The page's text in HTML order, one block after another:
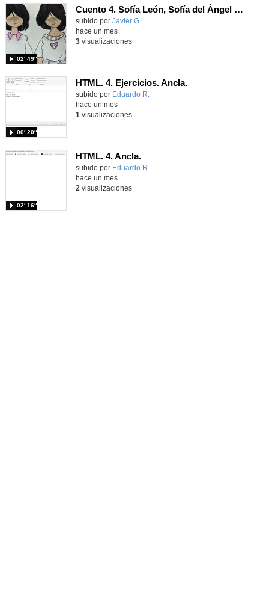
Cuento 4. Sofía León, Sofía del Ángel y Cristina.
Contenido educativo.
subido por Javier G.
02′ 49″
hace un mes
3visualizaciones
HTML. 4. Ejercicios. Ancla.
Contenido educativo.
subido por Eduardo R.
00′ 20″
hace un mes
1 visualizaciones
HTML. 4. Ancla.
Contenido educativo.
subido por Eduardo R.
02′ 16″
hace un mes
2 visualizaciones